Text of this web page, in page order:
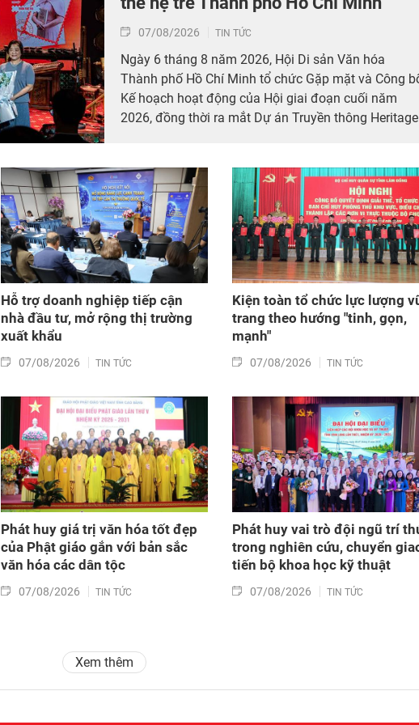
07/08/2026 TIN TỨC
Ngày 6 tháng 8 năm 2026, Hội Di sản Văn hóa
Thành phố Hồ Chí Minh tổ chức Gặp mặt và Công
Kế hoạch hoạt động của Hội giai đoạn cuối năm
2026, đồng thời ra mắt Dự án Truyền thông Heritage
Nam (24/11).
Hỗ trợ doanh nghiệp tiếp cận
nhà đầu tư, mở rộng thị trường
xuất khẩu
07/08/2026 TIN TỨC
Kiện toàn tổ chức lực lượng
trang theo hướng "tinh, gọn,
mạnh"
07/08/2026 TIN TỨC
Phát huy giá trị văn hóa tốt đẹp
của Phật giáo gắn với bản sắc
văn hóa các dân tộc
07/08/2026 TIN TỨC
Phát huy vai trò đội ngũ trí
trong nghiên cứu, chuyển
tiến bộ khoa học kỹ thuật
07/08/2026 TIN TỨC
Xem thêm